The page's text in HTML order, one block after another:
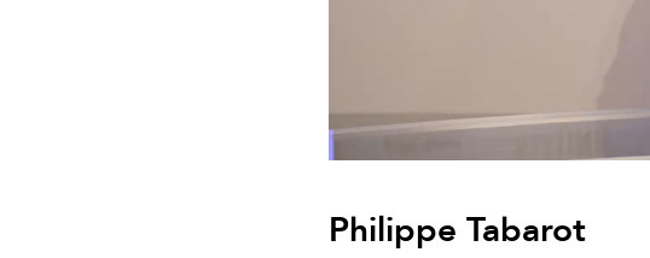
Philippe Tabarot